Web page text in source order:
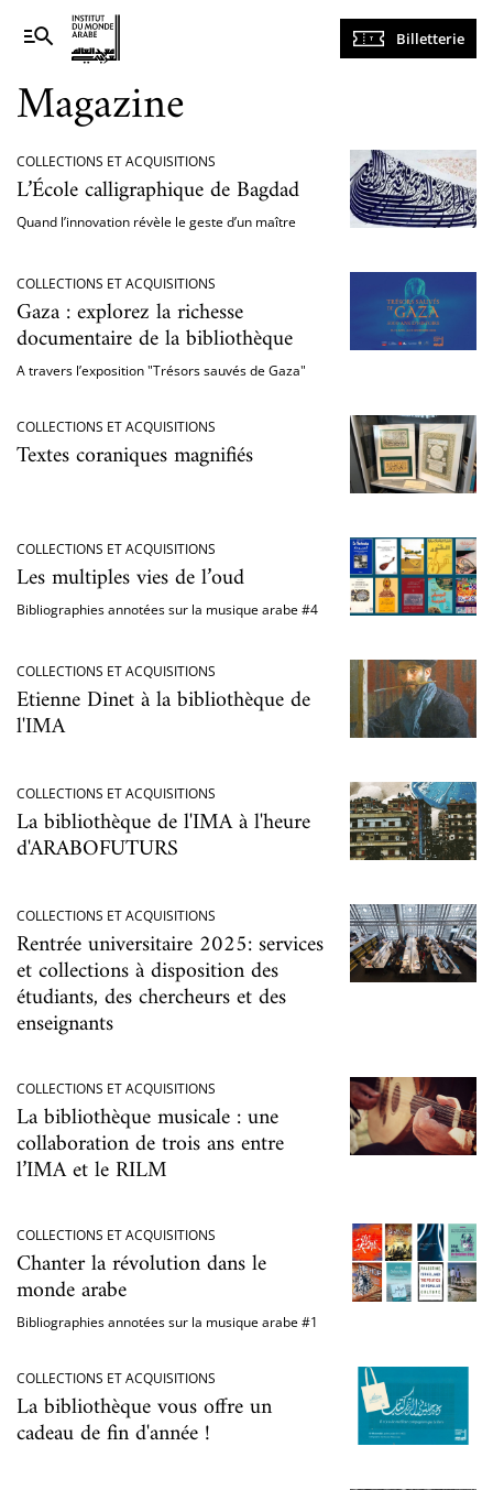
Navigation
principale
Billetterie
Magazine
COLLECTIONS ET ACQUISITIONS
L’École calligraphique de Bagdad
Quand l’innovation révèle le geste d’un maître
COLLECTIONS ET ACQUISITIONS
Gaza : explorez la richesse
documentaire de la bibliothèque
A travers l’exposition "Trésors sauvés de Gaza"
COLLECTIONS ET ACQUISITIONS
Textes coraniques magnifiés
COLLECTIONS ET ACQUISITIONS
Les multiples vies de l’oud
Bibliographies annotées sur la musique arabe #4
COLLECTIONS ET ACQUISITIONS
Etienne Dinet à la bibliothèque de
l'IMA
COLLECTIONS ET ACQUISITIONS
La bibliothèque de l'IMA à l'heure
d'ARABOFUTURS
COLLECTIONS ET ACQUISITIONS
Rentrée universitaire 2025: services
et collections à disposition des
étudiants, des chercheurs et des
enseignants
COLLECTIONS ET ACQUISITIONS
La bibliothèque musicale : une
collaboration de trois ans entre
l’IMA et le RILM
COLLECTIONS ET ACQUISITIONS
Chanter la révolution dans le
monde arabe
Bibliographies annotées sur la musique arabe #1
COLLECTIONS ET ACQUISITIONS
La bibliothèque vous offre un
cadeau de fin d'année !